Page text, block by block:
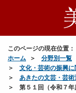
このページの現在位置：
ホーム
分野別一覧
文化・芸術の振興
あきたの文芸・芸
第５１回（令和７